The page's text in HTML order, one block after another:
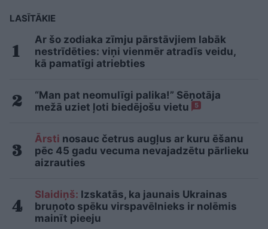
LASĪTĀKIE
Ar šo zodiaka zīmju pārstāvjiem labāk
nestrīdēties: viņi vienmēr atradīs veidu,
kā pamatīgi atriebties
“Man pat neomulīgi palika!” Sēņotāja
mežā uziet ļoti biedējošu vietu
5
Ārsti nosauc četrus augļus ar kuru ēšanu
pēc 45 gadu vecuma nevajadzētu pārlieku
aizrauties
Slaidiņš: Izskatās, ka jaunais Ukrainas
bruņoto spēku virspavēlnieks ir nolēmis
mainīt pieeju